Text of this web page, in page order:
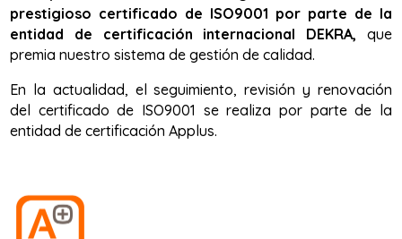
prestigioso certificado de ISO9001 por parte de la
entidad de certificación internacional DEKRA, que
premia nuestro sistema de gestión de calidad.
En la actualidad, el seguimiento, revisión y renovación
del certificado de ISO9001 se realiza por parte de la
entidad de certificación Applus.